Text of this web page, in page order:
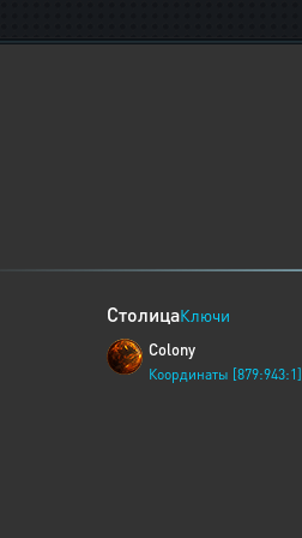
СтолицаКлючи
Colony
Координаты [879:943:1]